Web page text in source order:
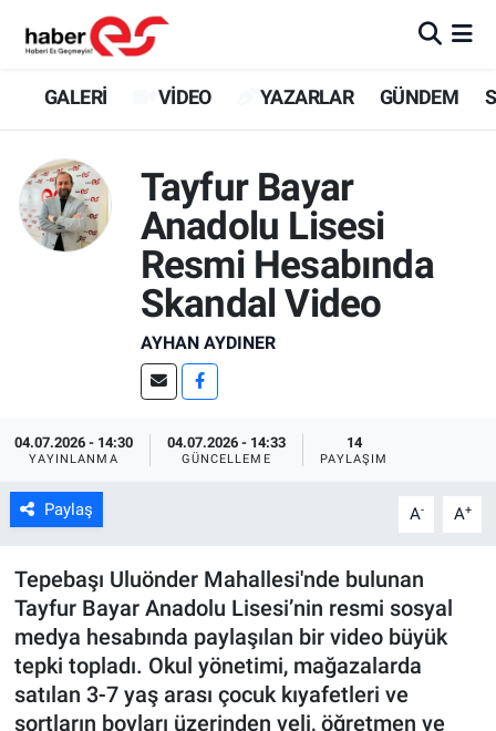
GALERİ VİDEO YAZARLAR GÜNDEM
Tayfur Bayar
Anadolu Lisesi
Resmi Hesabında
Skandal Video
AYHAN AYDINER
04.07.2026 - 14:30
YAYINLANMA
04.07.2026 - 14:33
GÜNCELLEME
14
PAYLAŞIM
Paylaş A- A+
Tepebaşı Uluönder Mahallesi'nde bulunan
Tayfur Bayar Anadolu Lisesi’nin resmi sosyal
medya hesabında paylaşılan bir video büyük
tepki topladı. Okul yönetimi, mağazalarda
satılan 3-7 yaş arası çocuk kıyafetleri ve
şortların boyları üzerinden veli, öğretmen ve
GALERİ
YAZARLAR
GÜNDEM
TEKNOLOJİ
Eskişehir Nöbetçi Eczaneler
Eskişehir Trafik Yoğunluk Haritası
Süper Lig Puan Durumu ve Fikstür
Tüm Manşetler
Son Dakika Haberleri